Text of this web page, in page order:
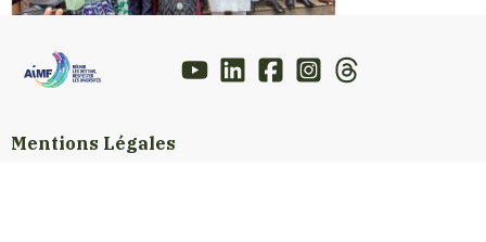
Mentions Légales